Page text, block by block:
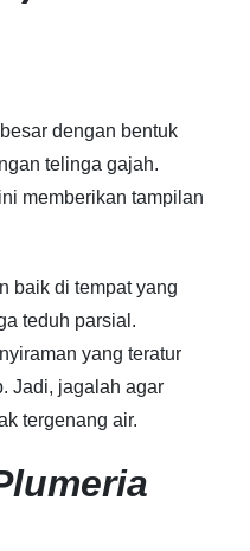
dengan bentuk
telinga gajah.
memberikan tampilan
baik di tempat yang
teduh parsial.
yang teratur
Jadi, jagalah agar
tergenang air.